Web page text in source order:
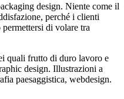
design. Niente come il
perché i clienti
di volare tra
quali frutto di duro lavoro e
design. Illustrazioni a
paesaggistica, webdesign.